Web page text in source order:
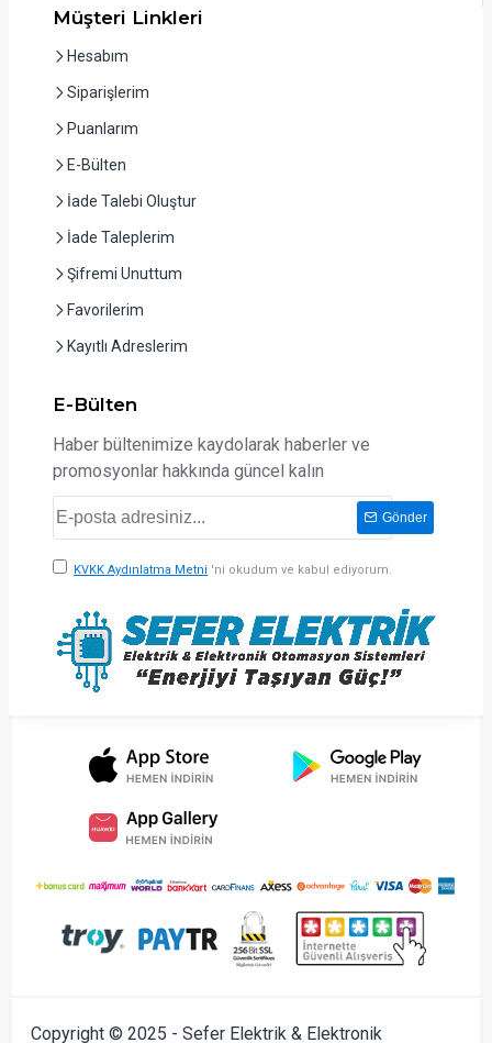
Müşteri Linkleri
Hesabım
Siparişlerim
Puanlarım
E-Bülten
İade Talebi Oluştur
İade Taleplerim
Şifremi Unuttum
Favorilerim
Kayıtlı Adreslerim
E-Bülten
Haber bültenimize kaydolarak haberler ve
promosyonlar hakkında güncel kalın
Gönder
KVKK Aydınlatma Metni 'ni okudum ve kabul ediyorum.
Copyright © 2025 - Sefer Elektrik & Elektronik